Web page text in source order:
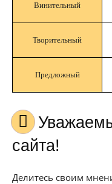
Винительный
Творительный
Предложный
Уважаемые гости нашего
сайта!
Делитесь своим